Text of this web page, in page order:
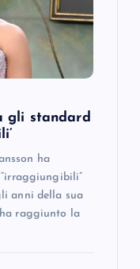
gli standard
ha
anni della sua
ha raggiunto la